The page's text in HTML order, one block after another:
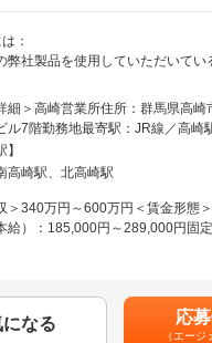
じて若くしてのキャリアアップ
用実績多数あり)
ィブ制度／販売キャンペーンが
価されます。(ハイプレイヤーの方
本的にありません。(管理職になっ
が意向に沿います。)
アは配属先及び周辺都道府県となり
めた理由
献できる・お客様に喜んで頂け
貢献できる、客様に喜んで頂ける
：
弊社製品を使用していただいてい
メンテナンス業務等のアフター
技術を必要としない為、簡単な製
などが中心となります。重度の故
場へ依頼します。
4～5件程度を訪問（1件あたり30
品をお使いのお宅へ訪問しますの
ん。
ンの特徴：
は自己管理のスタイルです。自身
細＞高崎営業所住所：群馬県高
ル7階勤務地最寄駅：JR線／高崎
変更の範囲：会社の定める事業所
】
高崎駅、北高崎駅
＞340万円～600万円＜賃金形態
給）：185,000円～289,000円固
、実績に応じたインセンティブを
：年2回（7月・12月）賃金はあ
なる 応
（エージ